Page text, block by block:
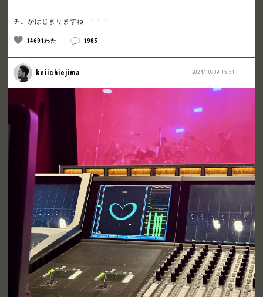
チ。がはじまりますね…！！！
14691わた 1985
2024/10/09 15:51
keiichiejima